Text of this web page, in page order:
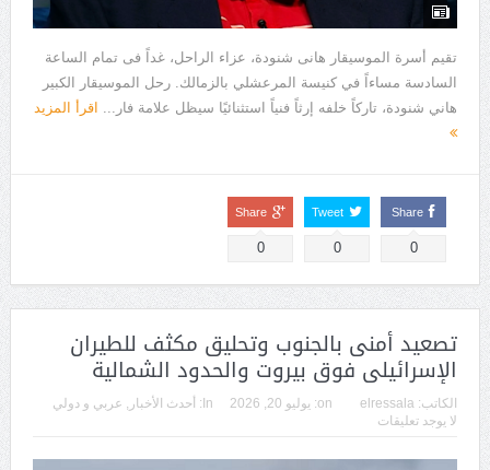
تقيم أسرة الموسيقار هانى شنودة، عزاء الراحل، غداً فى تمام الساعة
السادسة مساءاً في كنيسة المرعشلي بالزمالك. رحل الموسيقار الكبير
هاني شنودة، تاركاً خلفه إرثاً فنياً استثنائيًا سيظل علامة فار... اقرأ المزيد
Share
0
Tweet
0
Share
0
تصعيد أمنى بالجنوب وتحليق مكثف للطيران
الإسرائيلى فوق بيروت والحدود الشمالية
الكاتب: elressala
on: يوليو 20, 2026 In: أحدث الأخبار
عربي و دولي
لا يوجد تعليقات